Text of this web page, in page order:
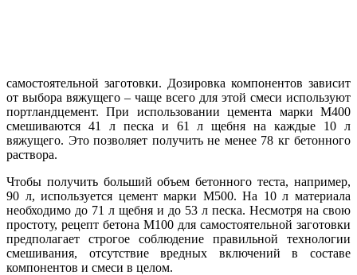
самостоятельной заготовки. Дозировка компонентов зависит
от выбора вяжущего – чаще всего для этой смеси используют
портландцемент. При использовании цемента марки М400
смешиваются 41 л песка и 61 л щебня на каждые 10 л
вяжущего. Это позволяет получить не менее 78 кг бетонного
раствора.
Чтобы получить больший объем бетонного теста, например,
90 л, используется цемент марки М500. На 10 л материала
необходимо до 71 л щебня и до 53 л песка. Несмотря на свою
простоту, рецепт бетона М100 для самостоятельной заготовки
предполагает строгое соблюдение правильной технологии
смешивания, отсутствие вредных включений в составе
компонентов и смеси в целом.